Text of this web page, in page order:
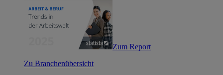
Zum Report
Zu Branchenübersicht